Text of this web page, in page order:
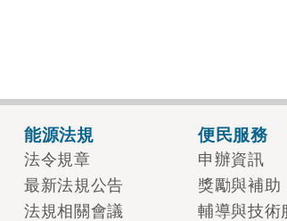
能源法規
法令規章
最新法規公告
法規相關會議
便民服務
申辦資訊
獎勵與補助
輔導與技術